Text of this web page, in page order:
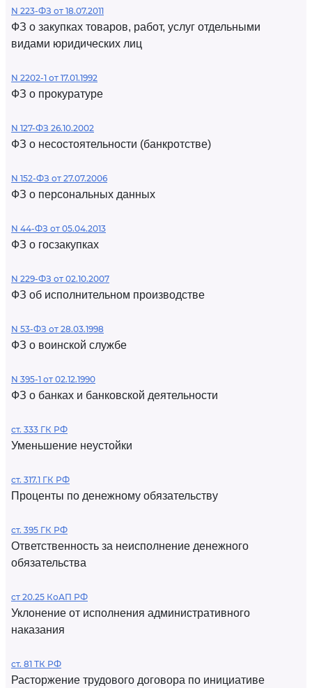
N 223-ФЗ от 18.07.2011
ФЗ о закупках товаров, работ, услуг отдельными
видами юридических лиц
N 2202-1 от 17.01.1992
ФЗ о прокуратуре
N 127-ФЗ 26.10.2002
ФЗ о несостоятельности (банкротстве)
N 152-ФЗ от 27.07.2006
ФЗ о персональных данных
N 44-ФЗ от 05.04.2013
ФЗ о госзакупках
N 229-ФЗ от 02.10.2007
ФЗ об исполнительном производстве
N 53-ФЗ от 28.03.1998
ФЗ о воинской службе
N 395-1 от 02.12.1990
ФЗ о банках и банковской деятельности
ст. 333 ГК РФ
Уменьшение неустойки
ст. 317.1 ГК РФ
Проценты по денежному обязательству
ст. 395 ГК РФ
Ответственность за неисполнение денежного
обязательства
ст 20.25 КоАП РФ
Уклонение от исполнения административного
наказания
ст. 81 ТК РФ
Расторжение трудового договора по инициативе